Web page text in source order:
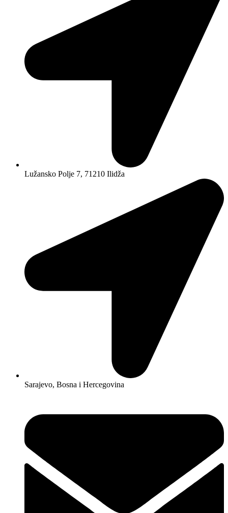
Lužansko Polje 7, 71210 Ilidža
Sarajevo, Bosna i Hercegovina